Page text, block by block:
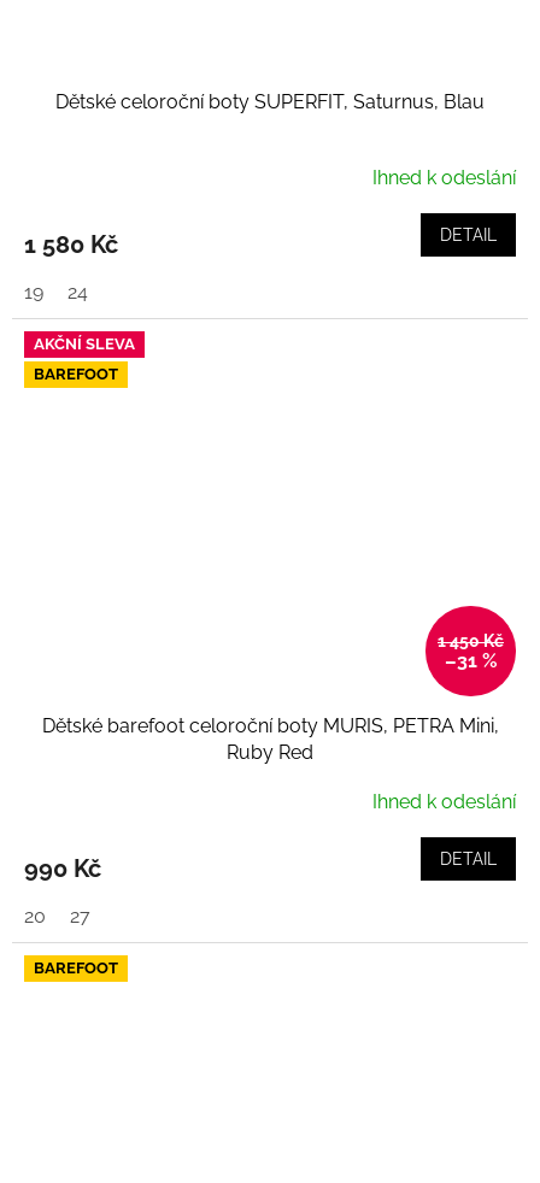
Dětské celoroční boty SUPERFIT, Saturnus, Blau
Ihned k odeslání
1 580 Kč DETAIL
19 24
AKČNÍ SLEVA
BAREFOOT
1 450 Kč
–31 %
Dětské barefoot celoroční boty MURIS, PETRA Mini,
Ruby Red
Ihned k odeslání
990 Kč DETAIL
20 27
BAREFOOT